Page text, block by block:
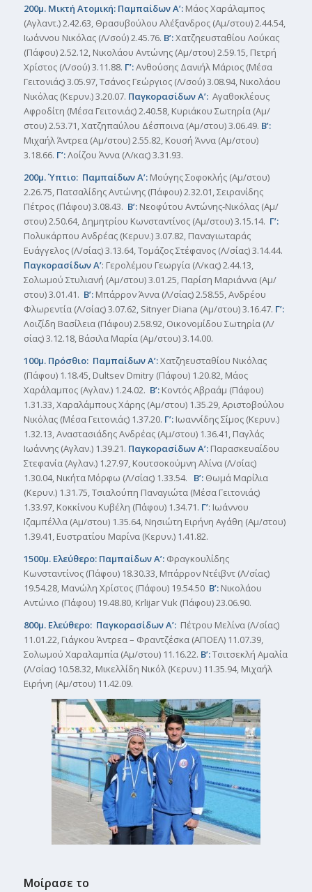
200μ. Μικτή Ατομική: Παμπαίδων Α’: Μάος Χαράλαμπος
(Αγλαντ.) 2.42.63, Θρασυβούλου Αλέξανδρος (Αμ/στου) 2.44.54,
Ιωάννου Νικόλας (Λ/σού) 2.45.76. Β’:Χατζηευσταθίου Λούκας
(Πάφου) 2.52.12, Νικολάου Αντώνης (Αμ/στου) 2.59.15, Πετρή
Χρίστος (Λ/σού) 3.11.88. Γ’:Ανθούσης Δανιήλ Μάριος (Μέσα
Γειτονιάς) 3.05.97, Τσάνος Γεώργιος (Λ/σού) 3.08.94, Νικολάου
Νικόλας (Κερυν.) 3.20.07. Παγκορασίδων Α’: Αγαθοκλέους
Αφροδίτη (Μέσα Γειτονιάς) 2.40.58, Κυριάκου Σωτηρία (Αμ/
στου) 2.53.71, Χατζηπαύλου Δέσποινα (Αμ/στου) 3.06.49. Β’:
Μιχαήλ Άντρεα (Αμ/στου) 2.55.82, Κουσή Άννα (Αμ/στου)
3.18.66. Γ’:Λοίζου Άννα (Λ/κας) 3.31.93.
200μ. Ύπτιο: Παμπαίδων Α’: Μούγης Σοφοκλής (Αμ/στου)
2.26.75, Πατσαλίδης Αντώνης (Πάφου) 2.32.01, Σειρανίδης
Πέτρος (Πάφου) 3.08.43. Β’: Νεοφύτου Αντώνης-Νικόλας (Αμ/
στου) 2.50.64, Δημητρίου Κωνσταντίνος (Αμ/στου) 3.15.14. Γ’:
Πολυκάρπου Ανδρέας (Κερυν.) 3.07.82, Παναγιωταράς
Ευάγγελος (Λ/σίας) 3.13.64, Τομάζος Στέφανος (Λ/σίας) 3.14.44.
Παγκορασίδων Α’: Γερολέμου Γεωργία (Λ/κας) 2.44.13,
Σολωμού Στυλιανή (Αμ/στου) 3.01.25, Παρίση Μαριάννα (Αμ/
στου) 3.01.41. Β’: Μπάρρον Άννα (Λ/σίας) 2.58.55, Ανδρέου
Φλωρεντία (Λ/σίας) 3.07.62, Sitnyer Diana (Αμ/στου) 3.16.47. Γ’:
Λοιζίδη Βασίλεια (Πάφου) 2.58.92, Οικονομίδου Σωτηρία (Λ/
σίας) 3.12.18, Βάσιλα Μαρία (Αμ/στου) 3.14.00.
100μ. Πρόσθιο: Παμπαίδων Α’:Χατζηευσταθίου Νικόλας
(Πάφου) 1.18.45, Dultsev Dmitry (Πάφου) 1.20.82, Μάος
Χαράλαμπος (Αγλαν.) 1.24.02. Β’: Κοντός Αβραάμ (Πάφου)
1.31.33, Χαραλάμπους Χάρης (Αμ/στου) 1.35.29, Αριστοβούλου
Νικόλας (Μέσα Γειτονιάς) 1.37.20. Γ’: Ιωαννίδης Σίμος (Κερυν.)
1.32.13, Αναστασιάδης Ανδρέας (Αμ/στου) 1.36.41, Παγλάς
Ιωάννης (Αγλαν.) 1.39.21. Παγκορασίδων Α’: Παρασκευαίδου
Στεφανία (Αγλαν.) 1.27.97, Κουτσοκούμνη Αλίνα (Λ/σίας)
1.30.04, Νικήτα Μόρφω (Λ/σίας) 1.33.54. Β’: Θωμά Μαρίλια
(Κερυν.) 1.31.75, Τσιαλούπη Παναγιώτα (Μέσα Γειτονιάς)
1.33.97, Κοκκίνου Κυβέλη (Πάφου) 1.34.71. Γ’: Ιωάννου
Ιζαμπέλλα (Αμ/στου) 1.35.64, Νησιώτη Ειρήνη Αγάθη (Αμ/στου)
1.39.41, Ευστρατίου Μαρίνα (Κερυν.) 1.41.82.
1500μ. Ελεύθερο: Παμπαίδων Α’: Φραγκουλίδης
Κωνσταντίνος (Πάφου) 18.30.33, Μπάρρον Ντέιβντ (Λ/σίας)
19.54.28, Μανώλη Χρίστος (Πάφου) 19.54.50Β’: Νικολάου
Αντώνιο (Πάφου) 19.48.80, Krlijar Vuk (Πάφου) 23.06.90.
800μ. Ελεύθερο: Παγκορασίδων Α’: Πέτρου Μελίνα (Λ/σίας)
11.01.22, Γιάγκου Άντρεα – Φραντζέσκα (ΑΠΟΕΛ) 11.07.39,
Σολωμού Χαραλαμπία (Αμ/στου) 11.16.22. Β’:Τσιτσεκλή Αμαλία
(Λ/σίας) 10.58.32, Μικελλίδη Νικόλ (Κερυν.) 11.35.94, Μιχαήλ
Ειρήνη (Αμ/στου) 11.42.09.
Μοίρασε το